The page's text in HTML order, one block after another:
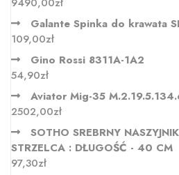
Galante Spinka do krawata
109,00zł
Gino Rossi 8311A-1A2
54,90zł
Aviator Mig-35
2502,00zł
SOTHO SREBRNY
STRZELCA : DŁUGOŚĆ - 40 CM
97,30zł